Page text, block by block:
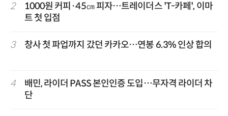
2
1000원 커피·45㎝ 피자…트레이더스 'T-카페', 이마
트 첫 입점
3 창사 첫 파업까지 갔던 카카오…연봉 6.3% 인상 합의
4
배민, 라이더 PASS 본인인증 도입…무자격 라이더 차
단